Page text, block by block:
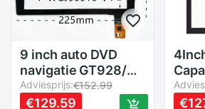
9 inch auto DVD
navigatie GT928/6
lijn capacitieve
touchscreen F-
Adviesprijs:€152.99
€129.59